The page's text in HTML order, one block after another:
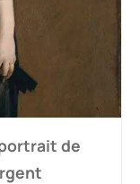
de